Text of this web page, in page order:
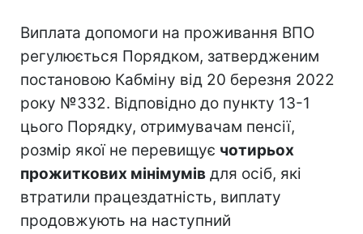
Виплата допомоги на проживання ВПО
регулюється Порядком, затвердженим
постановою Кабміну від 20 березня 2022
року №332. Відповідно до пункту 13-1
цього Порядку, отримувачам пенсії,
розмір якої не перевищує чотирьох
прожиткових мінімумів для осіб, які
втратили працездатність, виплату
продовжують на наступний